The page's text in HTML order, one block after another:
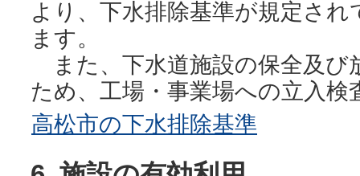
より、下水排除基準が規定され
ます。
また、下水道施設の保全及び
ため、工場・事業場への立入
高松市の下水排除基準